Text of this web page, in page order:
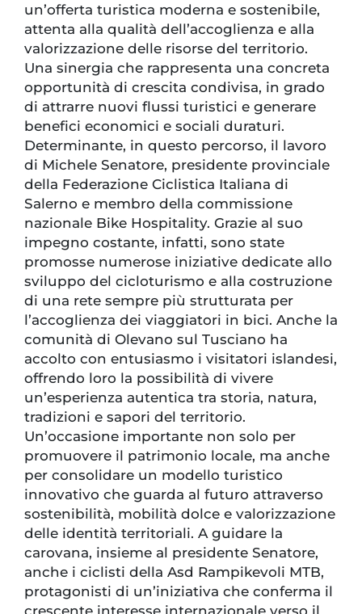
un’offerta turistica moderna e sostenibile,
attenta alla qualità dell’accoglienza e alla
valorizzazione delle risorse del territorio.
Una sinergia che rappresenta una concreta
opportunità di crescita condivisa, in grado
di attrarre nuovi flussi turistici e generare
benefici economici e sociali duraturi.
Determinante, in questo percorso, il lavoro
di Michele Senatore, presidente provinciale
della Federazione Ciclistica Italiana di
Salerno e membro della commissione
nazionale Bike Hospitality. Grazie al suo
impegno costante, infatti, sono state
promosse numerose iniziative dedicate allo
sviluppo del cicloturismo e alla costruzione
di una rete sempre più strutturata per
l’accoglienza dei viaggiatori in bici. Anche la
comunità di Olevano sul Tusciano ha
accolto con entusiasmo i visitatori islandesi,
offrendo loro la possibilità di vivere
un’esperienza autentica tra storia, natura,
tradizioni e sapori del territorio.
Un’occasione importante non solo per
promuovere il patrimonio locale, ma anche
per consolidare un modello turistico
innovativo che guarda al futuro attraverso
sostenibilità, mobilità dolce e valorizzazione
delle identità territoriali. A guidare la
carovana, insieme al presidente Senatore,
anche i ciclisti della Asd Rampikevoli MTB,
protagonisti di un’iniziativa che conferma il